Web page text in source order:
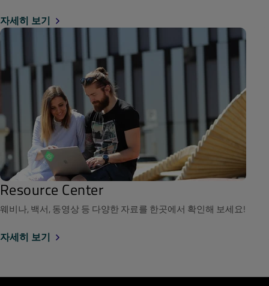
자세히 보기
Resource Center
웨비나, 백서, 동영상 등 다양한 자료를 한곳에서 확인해 보세요!
자세히 보기